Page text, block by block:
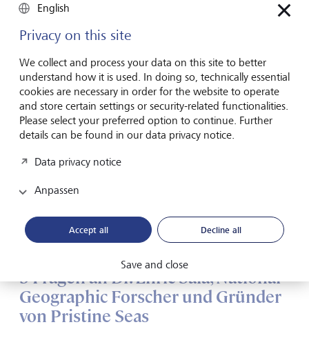
Bis 2030 sind es nur noch ein paar Jahre. Genügend Zeit,
um etwas zu verändern. Aber nur, wenn wir jetzt etwas
tun. Für die Unterwasserwelt - und für uns alle.
LGT Venture Philanthropy unterstützt Pristine Seas als
Projekt und unser Engagement.
3 Fragen an Dr. Enric Sala, National
Geographic Forscher und Gründer
von Pristine Seas
English
Privacy on this site
We collect and process your data on this site to better
understand how it is used. In doing so, technically essential
cookies are necessary in order for the website to operate
and store certain settings or security-related functionalities.
Please select your preferred option to continue. Further
details can be found in our data privacy notice.
Data privacy notice
Anpassen
Accept all Decline all
Save and close